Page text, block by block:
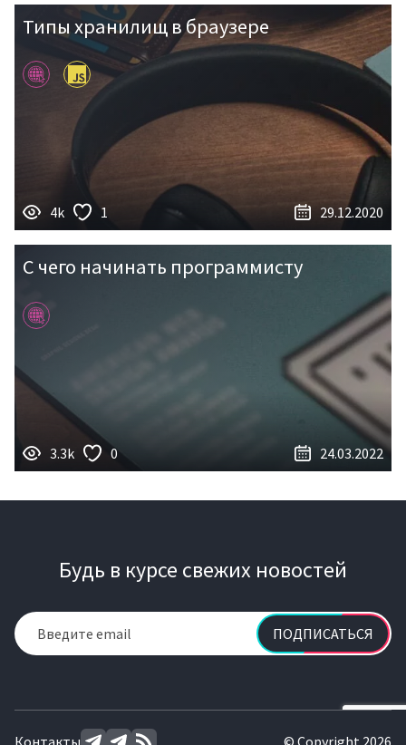
Типы хранилищ в браузере
4k 1 29.12.2020
С чего начинать программисту
3.3k 0 24.03.2022
Будь в курсе свежих новостей
ПОДПИСАТЬСЯ
Контакты © Copyright 2026